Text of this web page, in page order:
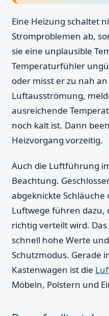
Eine Heizung schaltet
Stromproblemen ab,
sie eine unplausible
Temperaturfühler
oder misst er zu nah
Luftausströmung,
ausreichende
noch kalt ist. Dann
Heizvorgang vorzeitig.
Auch die Luftführung
Beachtung.
abgeknickte
Luftwege führen dazu,
richtig verteilt wird.
schnell hohe Werte
Schutzmodus. Gerade
Kastenwagen ist die
Möbeln, Polstern und